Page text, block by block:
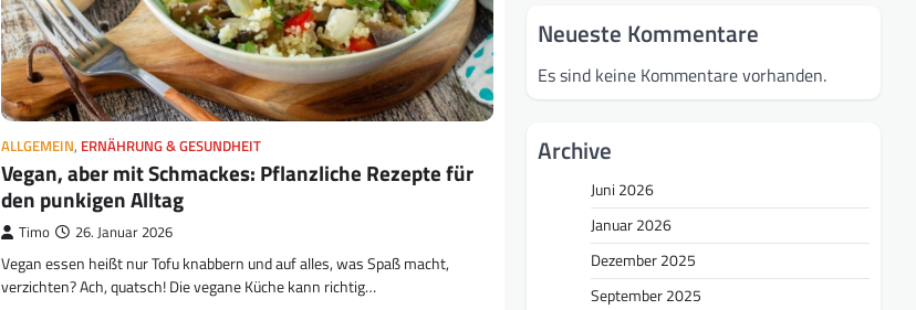
ALLGEMEIN, ERNÄHRUNG & GESUNDHEIT
Vegan, aber mit Schmackes: Pflanzliche Rezepte für
den punkigen Alltag
Timo 26. Januar 2026
Vegan essen heißt nur Tofu knabbern und auf alles, was Spaß macht,
verzichten? Ach, quatsch! Die vegane Küche kann richtig…
Neueste Kommentare
Es sind keine Kommentare vorhanden.
Archive
Juni 2026
Januar 2026
Dezember 2025
September 2025